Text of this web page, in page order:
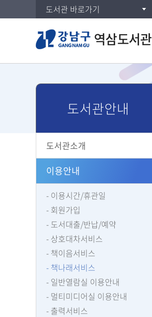
도서관 바로가기
역삼도서관
도서관안내
도서관소개
이용안내
이용시간/휴관일
회원가입
도서대출/반납/예약
상호대차서비스
책이음서비스
책나래서비스
일반열람실 이용안내
멀티미디어실 이용안내
출력서비스